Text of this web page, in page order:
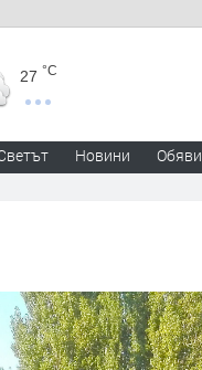
27 °C
Новини Обяви